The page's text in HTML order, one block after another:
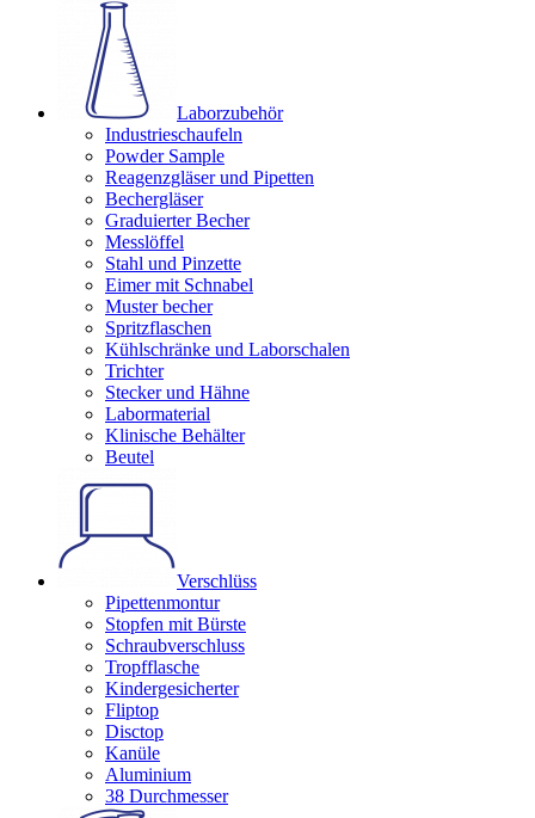
Laborzubehör
Industrieschaufeln
Powder Sample
Reagenzgläser und Pipetten
Bechergläser
Graduierter Becher
Messlöffel
Stahl und Pinzette
Eimer mit Schnabel
Muster becher
Spritzflaschen
Kühlschränke und Laborschalen
Trichter
Stecker und Hähne
Labormaterial
Klinische Behälter
Beutel
Verschlüss
Pipettenmontur
Stopfen mit Bürste
Schraubverschluss
Tropfflasche
Kindergesicherter
Fliptop
Disctop
Kanüle
Aluminium
38 Durchmesser